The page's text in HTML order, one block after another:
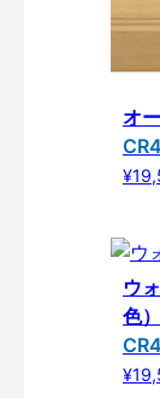
オ
ウ
色）